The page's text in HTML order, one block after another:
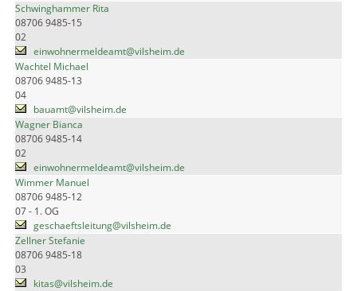
Schwinghammer Rita
08706 9485-15
02
einwohnermeldeamt@vilsheim.de
Wachtel Michael
08706 9485-13
04
bauamt@vilsheim.de
Wagner Bianca
08706 9485-14
02
einwohnermeldeamt@vilsheim.de
Wimmer Manuel
08706 9485-12
07 - 1. OG
geschaeftsleitung@vilsheim.de
Zellner Stefanie
08706 9485-18
03
kitas@vilsheim.de